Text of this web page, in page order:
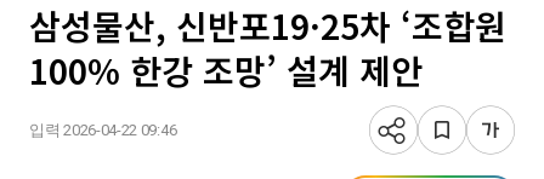
삼성물산, 신반포19·25차 ‘조합원
100% 한강 조망’ 설계 제안
입력 2026-04-22 09:46